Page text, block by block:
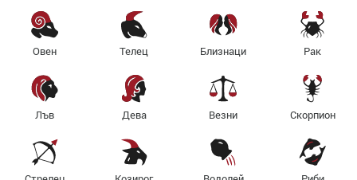
Овен Телец Близнаци Рак
Лъв Дева Везни Скорпион